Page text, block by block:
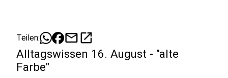
Teilen: mailopen_in_new
Alltagswissen 16. August - "alte
Farbe"